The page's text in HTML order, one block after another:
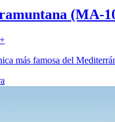
(MA-
más famosa del